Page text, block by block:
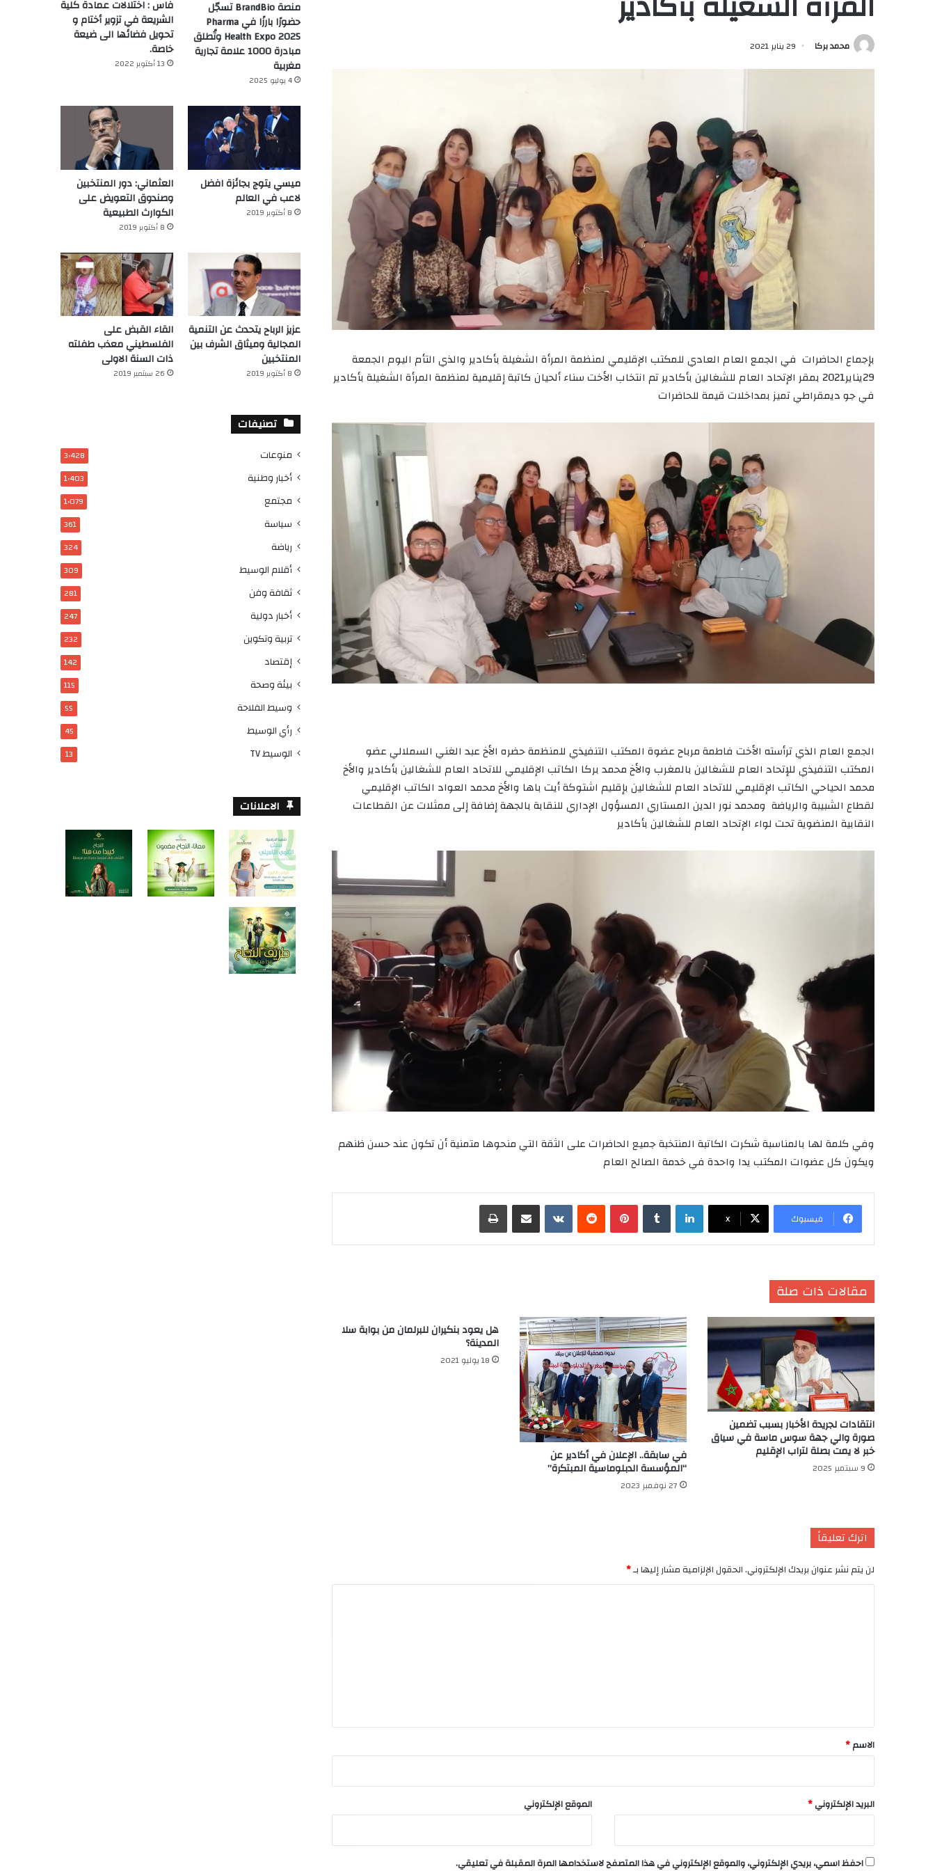
محمد بركا 29 يناير 2021
بإجماع الحاضرات في الجمع العام العادي للمكتب الإقليمي لمنظمة المرأة الشغيلة بأكادير والذي التأم اليوم الجمعة
29يناير2021 بمقر الإتحاد العام للشغالين بأكادير تم انتخاب الأخت سناء ألحيان كاتبة إقليمية لمنظمة المرأة الشغيلة بأكادير
في جو ديمقراطي تميز بمداخلات قيمة للحاضرات
الجمع العام الذي ترأسته الأخت فاطمة مرباح عضوة المكتب التنفيذي للمنظمة حضره الأخ عبد الغني السملالي عضو
المكتب التنفيذي للإتحاد العام للشغالين بالمغرب والأخ محمد بركا الكاتب الإقليمي للاتحاد العام للشغالين بأكادير والأخ
محمد الحياحي الكاتب الإقليمي للاتحاد العام للشغالين بإقليم اشتوكة أيت باها والأخ محمد العواد الكاتب الإقليمي
لقطاع الشبيبة والرياضة ومحمد نور الدين المستاري المسؤول الإداري للنقابة بالجهة إضافة إلى ممثلات عن القطاعات
النقابية المنضوية تحت لواء الإتحاد العام للشغالين بأكادير
وفي كلمة لها بالمناسبة شكرت الكاتبة المنتخبة جميع الحاضرات على الثقة التي منحوها متمنية أن تكون عند حسن ظنهم
ويكون كل عضوات المكتب يدا واحدة في خدمة الصالح العام
فيسبوك X
لينكدإن بينتيريست
مقالات ذات صلة
انتقادات لجريدة الأخبار بسبب تضمين
صورة والي جهة سوس ماسة في سياق
خبر لا يمت بصلة لتراب الإقليم
9 سبتمبر 2025
في سابقة.. الإعلان في أكادير عن
“المؤسسة الدبلوماسية المبتكرة”
27 نوفمبر 2023
هل يعود بنكيران للبرلمان من بوابة سلا
المدينة؟
18 يوليو 2021
اترك تعليقاً
لن يتم نشر عنوان بريدك الإلكتروني.الحقول الإلزامية مشار إليها بـ*
*
الاسم*
البريد الإلكتروني* الموقع الإلكتروني
احفظ اسمي، بريدي الإلكتروني، والموقع الإلكتروني في هذا المتصفح لاستخدامها المرة المقبلة في تعليقي.
منصة BrandBio تسجّل
حضورًا بارزًا في Pharma
Health Expo 2025 وتُطلق
مبادرة 1000 علامة تجارية
مغربية
4 يوليو 2025
فاس : اختلالات عمادة كلية
الشريعة في تزوير أختام و
تحويل فضائها الى ضيعة
خاصة.
13 أكتوبر 2022
ميسي يتوج بجائزة افضل
لاعب في العالم‎
8 أكتوبر 2019
العثماني: دور المنتخبين
وصندوق التعويض على
الكوارث الطبيعية
8 أكتوبر 2019
عزيز الرباح يتحدث عن التنمية
المجالية وميثاق الشرف بين
المنتخبين
8 أكتوبر 2019
القاء القبض على
الفلسطيني معذب طفلته
ذات السنة الاولى
26 سبتمبر 2019
تصنيفات
منوعات 3٬428
أخبار وطنية 1٬403
مجتمع 1٬079
سياسة 361
رياضة 324
أقلام الوسيط 309
ثقافة وفن 281
أخبار دولية 247
تربية وتكوين 232
إقتصاد 142
بيئة وصحة 115
وسيط الفلاحة 55
رأي الوسيط 45
الوسيط TV 13
الاعلانات